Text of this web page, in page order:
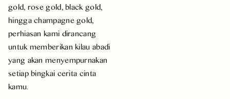
gold, rose gold, black gold,
hingga champagne gold,
perhiasan kami dirancang
untuk memberikan kilau abadi
yang akan menyempurnakan
setiap bingkai cerita cinta
kamu.